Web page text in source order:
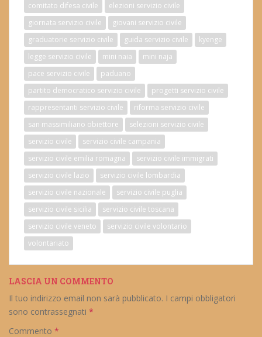
comitato difesa civile
elezioni servizio civile
giornata servizio civile
giovani servizio civile
graduatorie servizio civile
guida servizio civile
kyenge
legge servizio civile
mini naia
mini naja
pace servizio civile
paduano
partito democratico servizio civile
progetti servizio civile
rappresentanti servizio civile
riforma servizio civile
san massimiliano obiettore
selezioni servizio civile
servizio civile
servizio civile campania
servizio civile emilia romagna
servizio civile immigrati
servizio civile lazio
servizio civile lombardia
servizio civile nazionale
servizio civile puglia
servizio civile sicilia
servizio civile toscana
servizio civile veneto
servizio civile volontario
volontariato
LASCIA UN COMMENTO
Il tuo indirizzo email non sarà pubblicato. I campi obbligatori
sono contrassegnati *
Commento *